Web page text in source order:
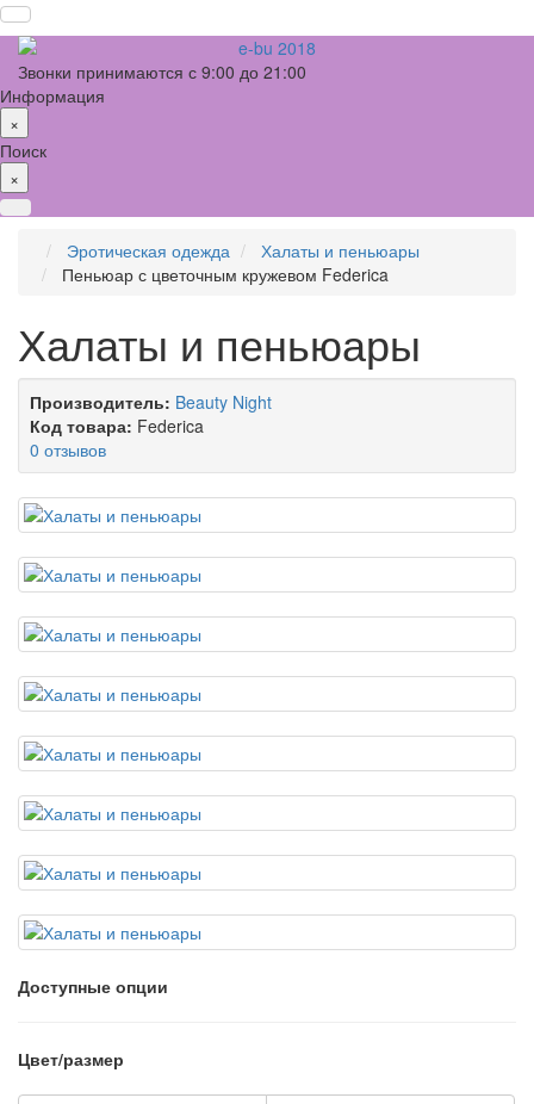
Звонки принимаются с 9:00 до 21:00
Информация
×
Поиск
×
Эротическая одежда
Халаты и пеньюары
Пеньюар с цветочным кружевом Federica
Халаты и пеньюары
Производитель: Beauty Night
Код товара: Federica
0 отзывов
Доступные опции
Цвет/размер